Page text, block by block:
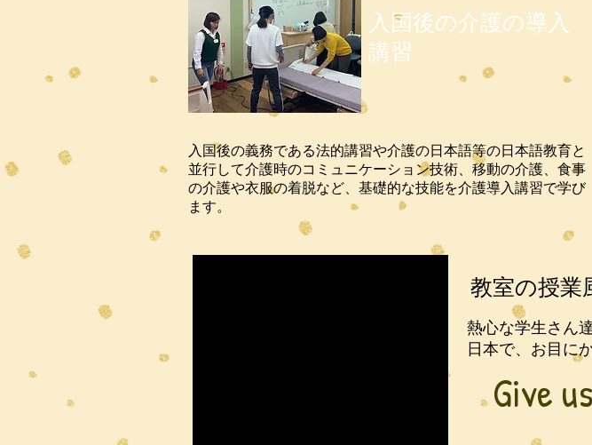
入国後の介護の導入
講習
入国後の義務である法的講習や介護の日本語等の日本語教育と
並行して介護時のコミュニケーション技術、移動の介護、食事
の介護や衣服の着脱など、基礎的な技能を介護導入講習で学び
ます。
教室の授業
熱心な学生さん
日本で、お目に
Give